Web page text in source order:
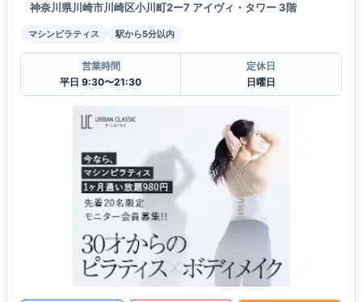
神奈川県川崎市川崎区小川町2ー7 アイヴィ・タワー 3階
マシンピラティス 駅から5分以内
営業時間
平日 9:30〜21:30
定休日
日曜日